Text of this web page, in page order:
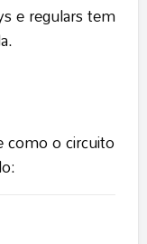
e regulars tem
como o circuito